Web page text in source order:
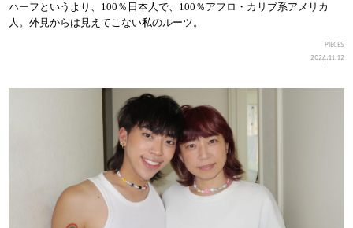
ハーフというより、100％日本人で、100％アフロ・カリブ系アメリカ
人。外見からは見えてこない私のルーツ。
PIECES
2024.11.12